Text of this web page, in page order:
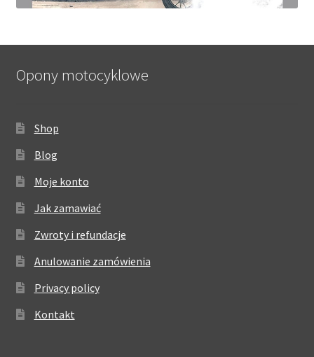
Opony motocyklowe
Shop
Blog
Moje konto
Jak zamawiać
Zwroty i refundacje
Anulowanie zamówienia
Privacy policy
Kontakt